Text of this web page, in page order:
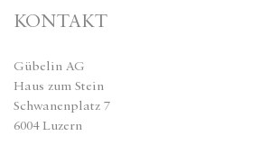
KONTAKT
Gübelin AG
Haus zum Stein
Schwanenplatz 7
6004 Luzern